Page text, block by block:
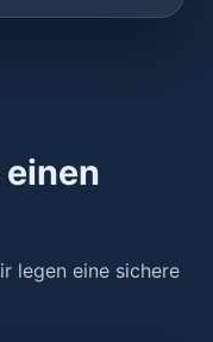
legen eine sichere